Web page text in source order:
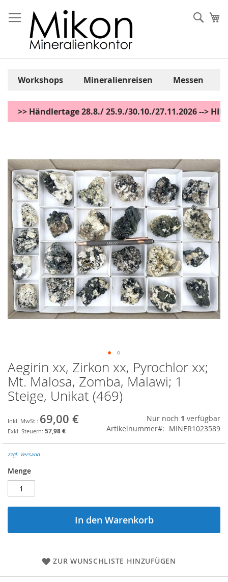
Inhalt
springen
Workshops Mineralienreisen Messen
>> Händlertage 28.8./ 25.9./30.10./27.11.2026 -->
der
Bildgalerie
springen
Zum
Anfang
der
Bildgalerie
springen
Aegirin xx, Zirkon xx, Pyrochlor xx;
Mt. Malosa, Zomba, Malawi; 1
Steige, Unikat (469)
69,00 €
57,98 €
Nur noch 1 verfügbar
Artikelnummer
MINER1023589
zzgl. Versand
Menge
In den Warenkorb
ZUR WUNSCHLISTE HINZUFÜGEN